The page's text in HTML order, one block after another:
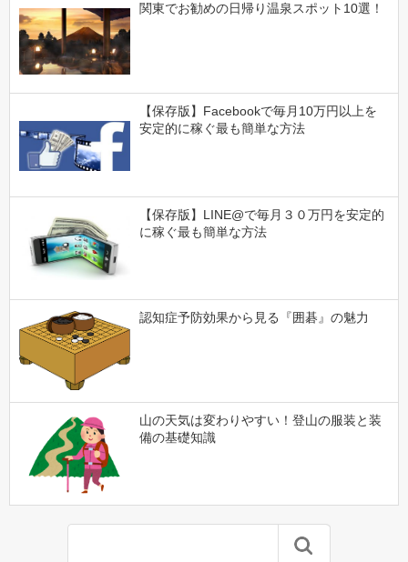
関東でお勧めの日帰り温泉スポット10選！
【保存版】Facebookで毎月10万円以上を
安定的に稼ぐ最も簡単な方法
【保存版】LINE@で毎月３０万円を安定的
に稼ぐ最も簡単な方法
認知症予防効果から見る『囲碁』の魅力
山の天気は変わりやすい！登山の服装と装
備の基礎知識